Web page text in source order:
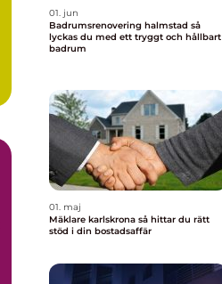
01. jun
Badrumsrenovering halmstad så
lyckas du med ett tryggt och hållbart
badrum
01. maj
Mäklare karlskrona så hittar du rätt
stöd i din bostadsaffär